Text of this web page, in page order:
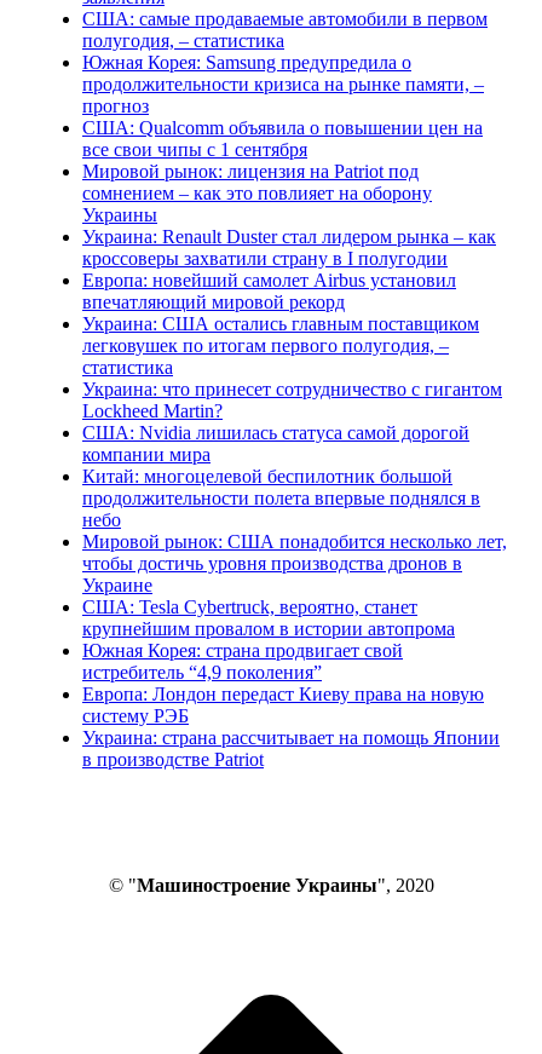
США: самые продаваемые автомобили в первом
полугодия, – статистика
Южная Корея: Samsung предупредила о
продолжительности кризиса на рынке памяти, –
прогноз
США: Qualcomm объявила о повышении цен на
все свои чипы с 1 сентября
Мировой рынок: лицензия на Patriot под
сомнением – как это повлияет на оборону
Украины
Украина: Renault Duster стал лидером рынка – как
кроссоверы захватили страну в I полугодии
Европа: новейший самолет Airbus установил
впечатляющий мировой рекорд
Украина: США остались главным поставщиком
легковушек по итогам первого полугодия, –
статистика
Украина: что принесет сотрудничество с гигантом
Lockheed Martin?
США: Nvidia лишилась статуса самой дорогой
компании мира
Китай: многоцелевой беспилотник большой
продолжительности полета впервые поднялся в
небо
Мировой рынок: США понадобится несколько лет,
чтобы достичь уровня производства дронов в
Украине
США: Tesla Cybertruck, вероятно, станет
крупнейшим провалом в истории автопрома
Южная Корея: страна продвигает свой
истребитель “4,9 поколения”
Европа: Лондон передаст Киеву права на новую
систему РЭБ
Украина: страна рассчитывает на помощь Японии
в производстве Patriot
© "Машиностроение Украины", 2020